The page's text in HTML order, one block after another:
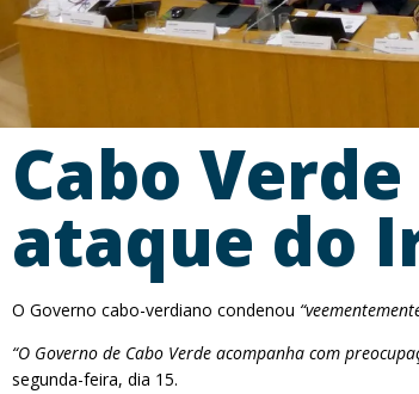
Cabo
ataque do
O Governo cabo-verdiano condenou
“O Governo de Cabo Verde acompanha com
segunda-feira, dia 15.